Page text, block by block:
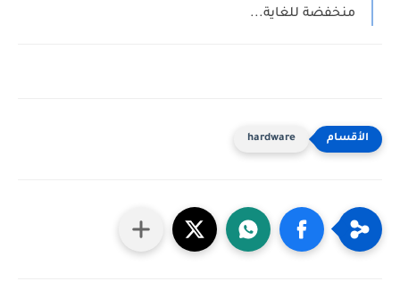
منخفضة للغاية...
hardware